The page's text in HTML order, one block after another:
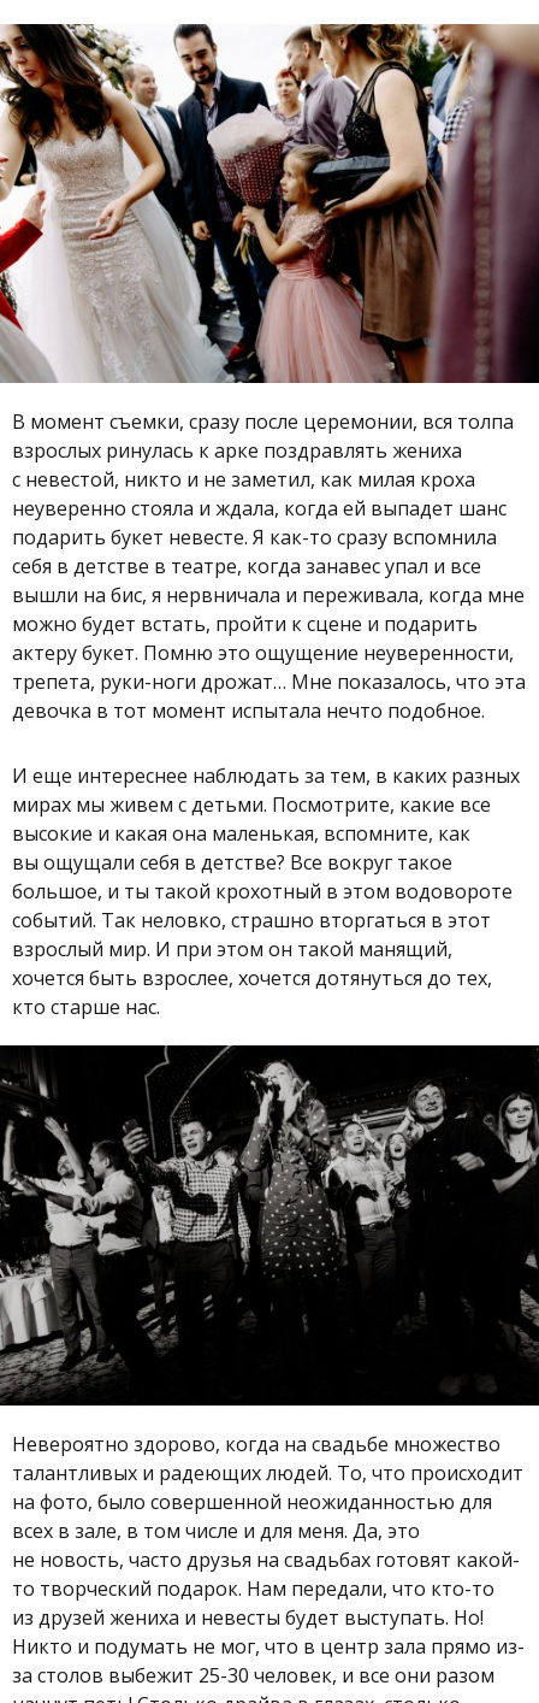
В момент съемки, сразу после церемонии, вся толпа
взрослых ринулась к арке поздравлять жениха
с невестой, никто и не заметил, как милая кроха
неуверенно стояла и ждала, когда ей выпадет шанс
подарить букет невесте. Я как-то сразу вспомнила
себя в детстве в театре, когда занавес упал и все
вышли на бис, я нервничала и переживала, когда мне
можно будет встать, пройти к сцене и подарить
актеру букет. Помню это ощущение неуверенности,
трепета, руки-ноги дрожат… Мне показалось, что эта
девочка в тот момент испытала нечто подобное.
И еще интереснее наблюдать за тем, в каких разных
мирах мы живем с детьми. Посмотрите, какие все
высокие и какая она маленькая, вспомните, как
вы ощущали себя в детстве? Все вокруг такое
большое, и ты такой крохотный в этом водовороте
событий. Так неловко, страшно вторгаться в этот
взрослый мир. И при этом он такой манящий,
хочется быть взрослее, хочется дотянуться до тех,
кто старше нас.
Невероятно здорово, когда на свадьбе множество
талантливых и радеющих людей. То, что происходит
на фото, было совершенной неожиданностью для
всех в зале, в том числе и для меня. Да, это
не новость, часто друзья на свадьбах готовят какой-
то творческий подарок. Нам передали, что кто-то
из друзей жениха и невесты будет выступать. Но!
Никто и подумать не мог, что в центр зала прямо из-
за столов выбежит 25-30 человек, и все они разом